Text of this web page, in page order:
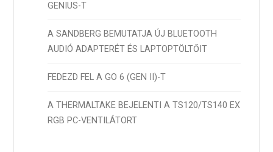
GENIUS-T
A SANDBERG BEMUTATJA ÚJ BLUETOOTH
AUDIÓ ADAPTERÉT ÉS LAPTOPTÖLTŐIT
FEDEZD FEL A GO 6 (GEN II)-T
A THERMALTAKE BEJELENTI A TS120/TS140 EX
RGB PC-VENTILÁTORT